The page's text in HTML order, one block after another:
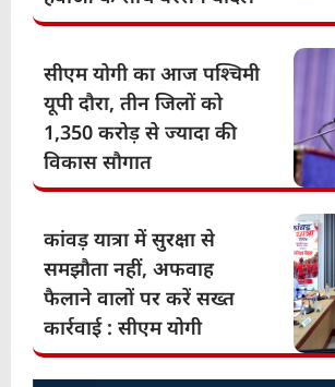
सीएम योगी का आज पश्चिमी
यूपी दौरा, तीन जिलों को
1,350 करोड़ से ज्यादा की
विकास सौगात
कांवड़ यात्रा में सुरक्षा से
समझौता नहीं, अफवाह
फैलाने वालों पर करें सख्त
कार्रवाई : सीएम योगी